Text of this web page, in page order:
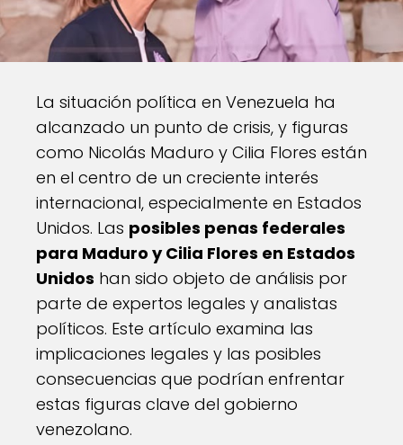
La situación política en Venezuela ha
alcanzado un punto de crisis, y figuras
como Nicolás Maduro y Cilia Flores están
en el centro de un creciente interés
internacional, especialmente en Estados
Unidos. Las posibles penas federales
para Maduro y Cilia Flores en Estados
Unidos han sido objeto de análisis por
parte de expertos legales y analistas
políticos. Este artículo examina las
implicaciones legales y las posibles
consecuencias que podrían enfrentar
estas figuras clave del gobierno
venezolano.